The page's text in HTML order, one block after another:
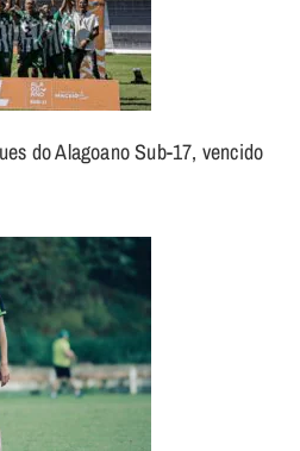
do Alagoano Sub-17, vencido